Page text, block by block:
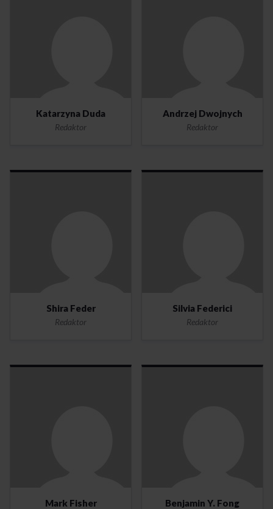
Katarzyna Duda
Redaktor
Andrzej Dwojnych
Redaktor
Shira Feder
Redaktor
Silvia Federici
Redaktor
Mark Fisher Benjamin Y. Fong